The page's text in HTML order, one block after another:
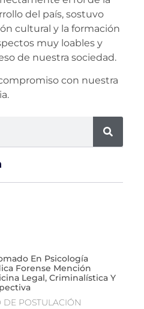
del país, sostuvo
cultural y la formación
muy loables y
de nuestra sociedad.
con nuestra
En Psicología
Forense Mención
Legal, Criminalística Y
DE POSTULACIÓN